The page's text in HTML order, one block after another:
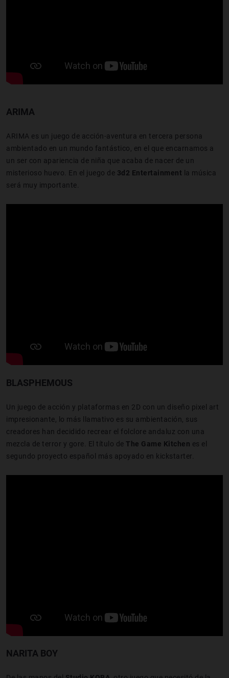
ARIMA
ARIMA es un juego de acción-aventura en tercera persona
ambientado en un mundo fantástico, en el que encarnamos a
un ser con apariencia de niña que acaba de nacer de un
misterioso huevo. En el juego de 3d2 Entertainment la música
será muy importante.
BLASPHEMOUS
Un juego de acción y plataformas en 2D con un diseño pixel art
impresionante, lo más llamativo es su ambientación, sus
creadores han decidido recrear el folclore andaluz con una
mezcla de terror y gore. El título de The Game Kitchen es el
segundo proyecto español más apoyado en kickstarter.
NARITA BOY